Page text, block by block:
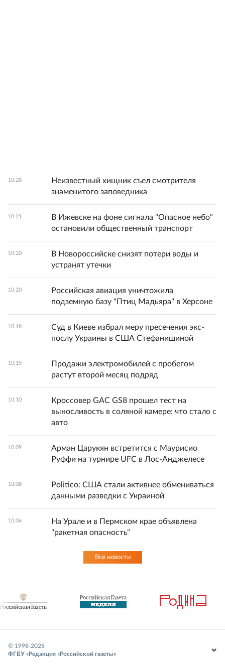
10:28
Неизвестный хищник съел смотрителя
знаменитого заповедника
10:21
В Ижевске на фоне сигнала "Опасное небо"
остановили общественный транспорт
10:20
В Новороссийске снизят потери воды и
устранят утечки
10:20
Российская авиация уничтожила
подземную базу "Птиц Мадьяра" в Херсоне
10:18
Суд в Киеве избрал меру пресечения экс-
послу Украины в США Стефанишиной
10:15
Продажи электромобилей с пробегом
растут второй месяц подряд
10:10
Кроссовер GAC GS8 прошел тест на
выносливость в соляной камере: что стало с
авто
10:09
Арман Царукян встретится с Маурисио
Руффи на турнире UFC в Лос-Анджелесе
10:08
Politico: США стали активнее обмениваться
данными разведки с Украиной
10:06
На Урале и в Пермском крае объявлена
"ракетная опасность"
Все новости
© 1998-2026
ФГБУ «Редакция «Российской газеты»